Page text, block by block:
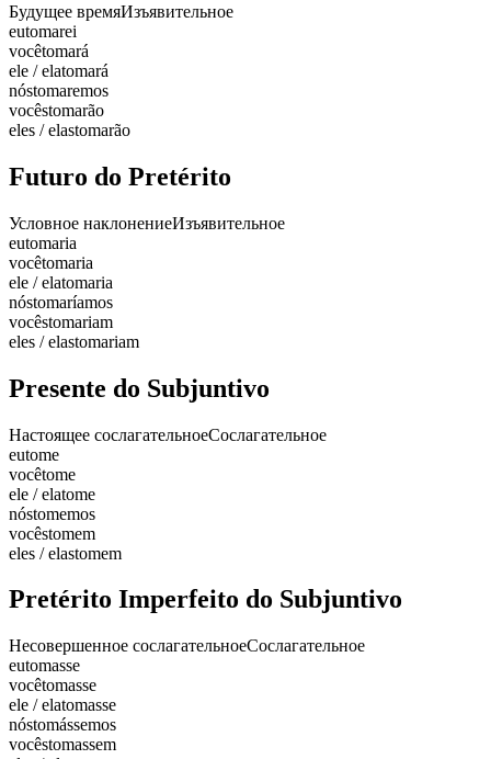
Будущее времяИзъявительное
eutomarei
vocêtomará
ele / elatomará
nóstomaremos
vocêstomarão
eles / elastomarão
Futuro do Pretérito
Условное наклонениеИзъявительное
eutomaria
vocêtomaria
ele / elatomaria
nóstomaríamos
vocêstomariam
eles / elastomariam
Presente do Subjuntivo
Настоящее сослагательноеСослагательное
eutome
vocêtome
ele / elatome
nóstomemos
vocêstomem
eles / elastomem
Pretérito Imperfeito do Subjuntivo
Несовершенное сослагательноеСослагательное
eutomasse
vocêtomasse
ele / elatomasse
nóstomássemos
vocêstomassem